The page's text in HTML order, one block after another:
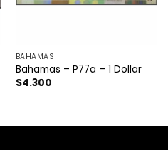
BAHAMAS
Bahamas – P77a – 1 Dollar
$4.300